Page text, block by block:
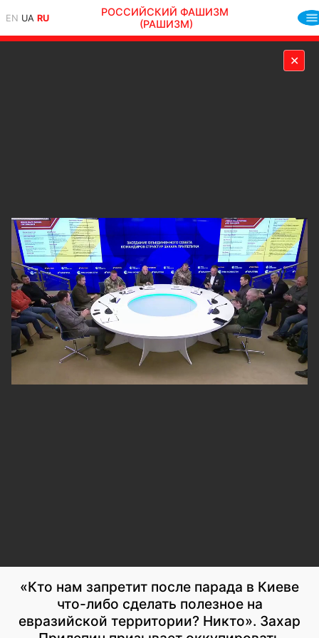
EN UA RU
РОССИЙСКИЙ ФАШИЗМ
(РАШИЗМ)
✕
«Кто нам запретит после парада в Киеве
что-либо сделать полезное на
евразийской территории? Никто». Захар